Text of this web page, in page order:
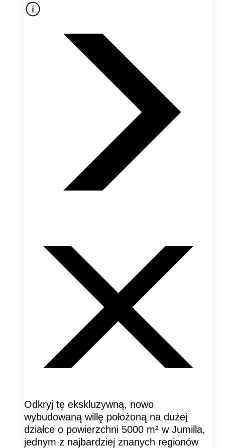
Odkryj tę ekskluzywną, nowo
wybudowaną willę położoną na dużej
działce o powierzchni 5000 m² w Jumilla,
jednym z najbardziej znanych regionów